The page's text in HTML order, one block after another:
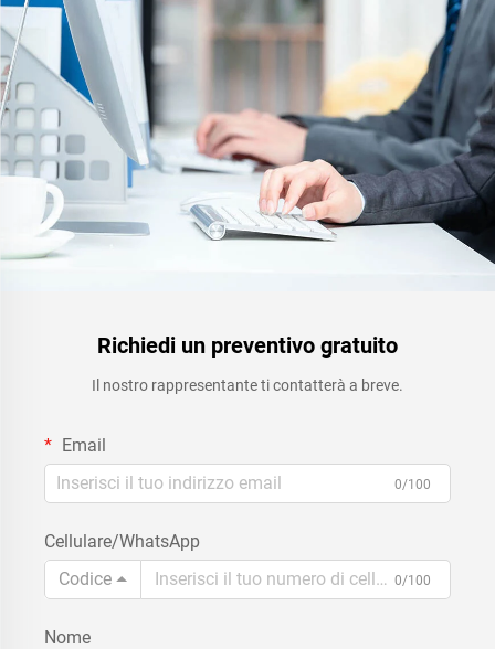
Richiedi un preventivo gratuito
Il nostro rappresentante ti contatterà a breve.
Email
0/100
Cellulare/WhatsApp
Codice
0/100
Nome